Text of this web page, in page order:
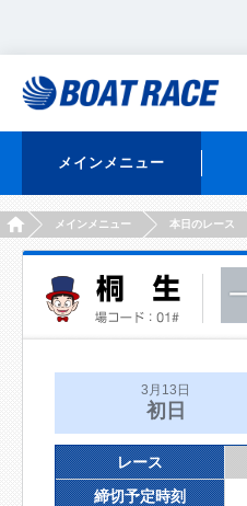
メインメニュー
HOMEメインメニュー 本日のレース
3月13日
初日
レース
締切予定時刻